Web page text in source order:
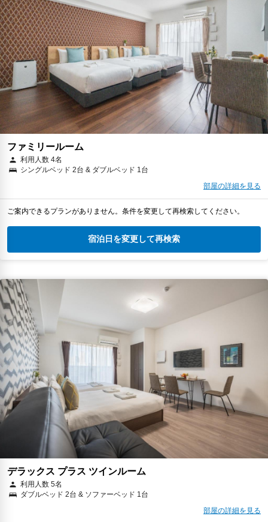
ファミリールーム
利用人数 4名
シングルベッド 2台 & ダブルベッド 1台
部屋の詳細を見る
ご案内できるプランがありません。条件を変更して再検索してください。
宿泊日を変更して再検索
デラックス プラス ツインルーム
利用人数 5名
ダブルベッド 2台 & ソファーベッド 1台
部屋の詳細を見る